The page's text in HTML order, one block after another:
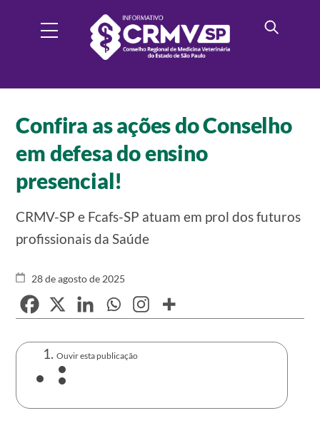
Menu
Confira as ações do Conselho
em defesa do ensino
presencial!
CRMV-SP e Fcafs-SP atuam em prol dos futuros
profissionais da Saúde
28deagostode 2025
Ouvir esta publicação